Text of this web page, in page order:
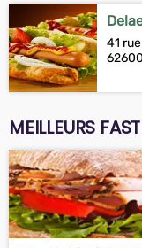
41
MEILLEURS